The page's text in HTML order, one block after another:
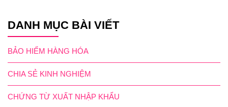
DANH MỤC BÀI VIẾT
BẢO HIỂM HÀNG HÓA
CHIA SẺ KINH NGHIỆM
CHỨNG TỪ XUẤT NHẬP KHẨU